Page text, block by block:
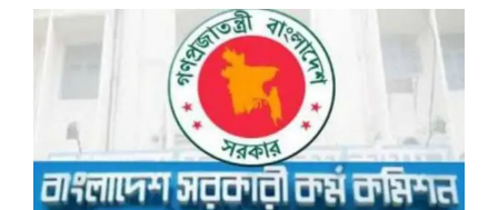
ক্যাডার
চয়েস
কিভাবে
করবেন?
পুরঃকৌশল শিক্ষার্থীদের বিসিএস ক্যাডার পছন্দক্রম যেমন হওয়া উচিৎ